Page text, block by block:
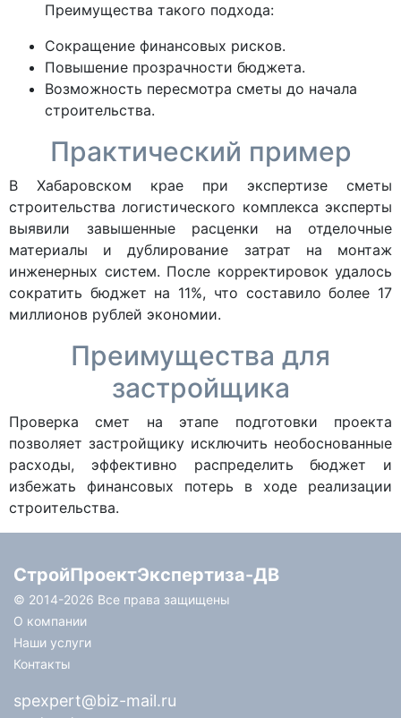
Преимущества такого подхода:
Сокращение финансовых рисков.
Повышение прозрачности бюджета.
Возможность пересмотра сметы до начала
строительства.
Практический пример
В Хабаровском крае при экспертизе сметы
строительства логистического комплекса эксперты
выявили завышенные расценки на отделочные
материалы и дублирование затрат на монтаж
инженерных систем. После корректировок удалось
сократить бюджет на 11%, что составило более 17
миллионов рублей экономии.
Преимущества для
застройщика
Проверка смет на этапе подготовки проекта
позволяет застройщику исключить необоснованные
расходы, эффективно распределить бюджет и
избежать финансовых потерь в ходе реализации
строительства.
СтройПроектЭкспертиза-ДВ
© 2014-2026 Все права защищены
О компании
Наши услуги
Контакты
spexpert@biz-mail.ru